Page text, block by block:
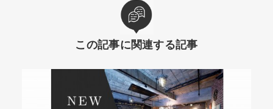
この記事に関連する記事